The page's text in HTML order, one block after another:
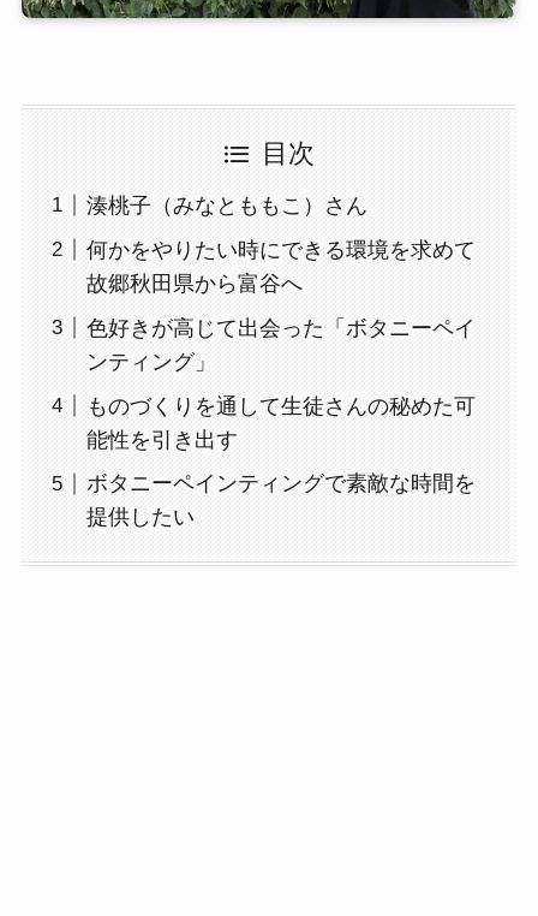
目次
湊桃子（みなとももこ）さん
何かをやりたい時にできる環境を求めて
故郷秋田県から富谷へ
色好きが高じて出会った「ボタニーペイ
ンティング」
ものづくりを通して生徒さんの秘めた可
能性を引き出す
ボタニーペインティングで素敵な時間を
提供したい